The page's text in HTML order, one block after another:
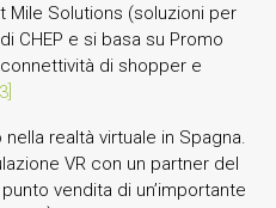
Mile Solutions (soluzioni per
CHEP e si basa su Promo
di shopper e
[3]
nella realtà virtuale in Spagna.
VR con un partner del
vendita di un’importante